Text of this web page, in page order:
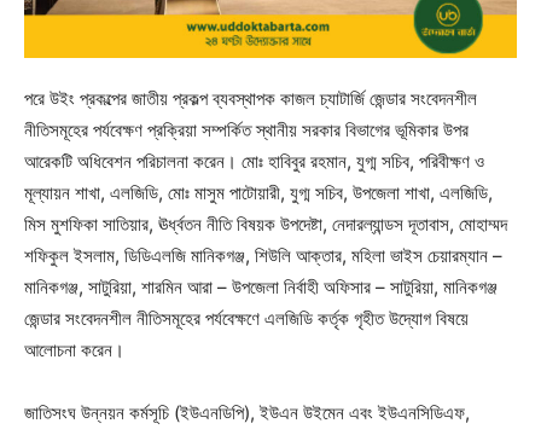
পরে উইং প্রকল্পের জাতীয় প্রকল্প ব্যবস্থাপক কাজল চ্যাটার্জি জেন্ডার সংবেদনশীল
নীতিসমূহের পর্যবেক্ষণ প্রক্রিয়া সম্পর্কিত স্থানীয় সরকার বিভাগের ভূমিকার উপর
আরেকটি অধিবেশন পরিচালনা করেন। মোঃ হাবিবুর রহমান, যুগ্ম সচিব, পরিবীক্ষণ ও
মূল্যায়ন শাখা, এলজিডি, মোঃ মাসুম পাটোয়ারী, যুগ্ম সচিব, উপজেলা শাখা, এলজিডি,
মিস মুশফিকা সাতিয়ার, ঊর্ধ্বতন নীতি বিষয়ক উপদেষ্টা, নেদারল্যান্ডস দূতাবাস, মোহাম্মদ
শফিকুল ইসলাম, ডিডিএলজি মানিকগঞ্জ, শিউলি আক্তার, মহিলা ভাইস চেয়ারম্যান –
মানিকগঞ্জ, সাটুরিয়া, শারমিন আরা – উপজেলা নির্বাহী অফিসার – সাটুরিয়া, মানিকগঞ্জ
জেন্ডার সংবেদনশীল নীতিসমূহের পর্যবেক্ষণে এলজিডি কর্তৃক গৃহীত উদ্যোগ বিষয়ে
আলোচনা করেন।
জাতিসংঘ উন্নয়ন কর্মসূচি (ইউএনডিপি), ইউএন উইমেন এবং ইউএনসিডিএফ,